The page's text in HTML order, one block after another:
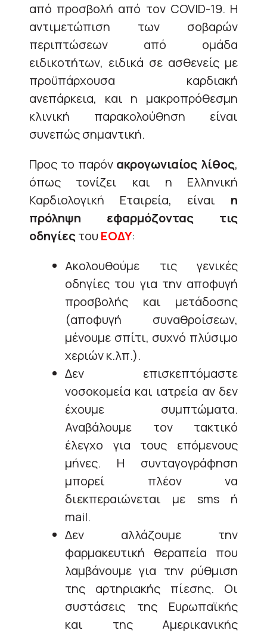
από προσβολή από τον COVID-19. Η
αντιμετώπιση των σοβαρών
περιπτώσεων από ομάδα
ειδικοτήτων, ειδικά σε ασθενείς με
προϋπάρχουσα καρδιακή
ανεπάρκεια, και η μακροπρόθεσμη
κλινική παρακολούθηση είναι
συνεπώς σημαντική.
Προς το παρόν ακρογωνιαίος λίθος,
όπως τονίζει και η Ελληνική
Καρδιολογική Εταιρεία, είναι η
πρόληψη εφαρμόζοντας τις
οδηγίεςτου ΕΟΔΥ:
Ακολουθούμε τις γενικές
οδηγίες του για την αποφυγή
προσβολής και μετάδοσης
(αποφυγή συναθροίσεων,
μένουμε σπίτι, συχνό πλύσιμο
χεριών κ.λπ.).
Δεν επισκεπτόμαστε
νοσοκομεία και ιατρεία αν δεν
έχουμε συμπτώματα.
Αναβάλουμε τον τακτικό
έλεγχο για τους επόμενους
μήνες. Η συνταγογράφηση
μπορεί πλέον να
διεκπεραιώνεται με sms ή
mail.
Δεν αλλάζουμε την
φαρμακευτική θεραπεία που
λαμβάνουμε για την ρύθμιση
της αρτηριακής πίεσης. Οι
συστάσεις της Ευρωπαϊκής
και της Αμερικανικής